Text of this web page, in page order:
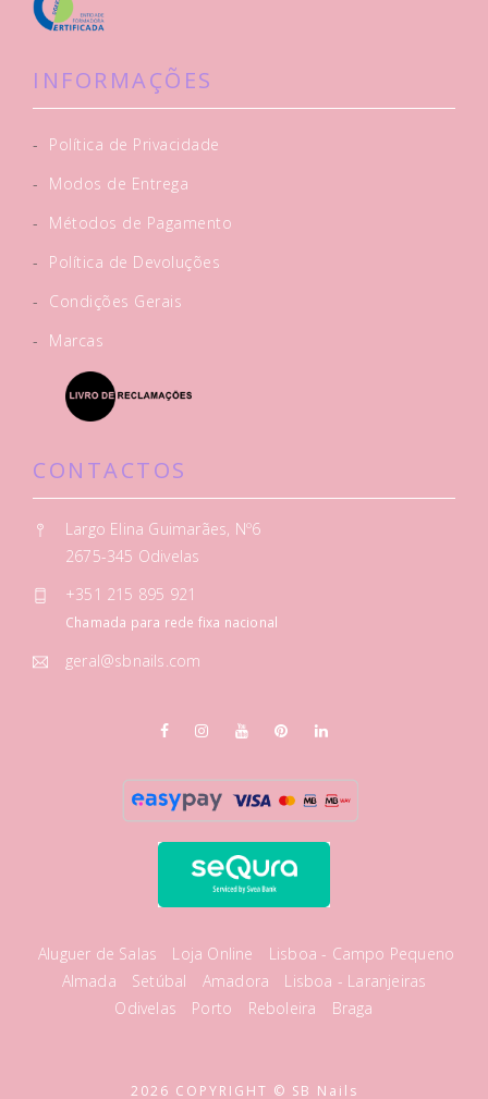
INFORMAÇÕES
-
Política de Privacidade
-
Modos de Entrega
-
Métodos de Pagamento
-
Política de Devoluções
-
Condições Gerais
-
Marcas
CONTACTOS
Largo Elina Guimarães, Nº6
2675-345 Odivelas
+351 215 895 921
Chamada para rede fixa nacional
geral@sbnails.com
Aluguer de Salas Loja Online
Lisboa - Campo Pequeno
Almada
Setúbal Amadora
Lisboa - Laranjeiras
Odivelas
Porto Reboleira Braga
2026 COPYRIGHT © SB Nails